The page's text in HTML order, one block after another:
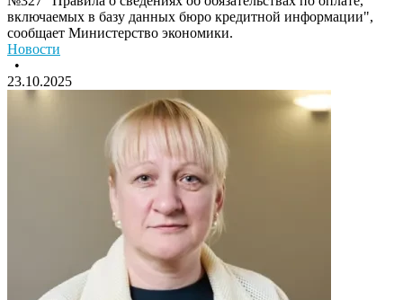
включаемых в базу данных бюро кредитной информации",
сообщает Министерство экономики.
Новости
•
23.10.2025